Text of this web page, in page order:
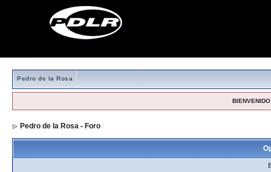
Pedro de la Rosa
Pedro de la Rosa - Foro